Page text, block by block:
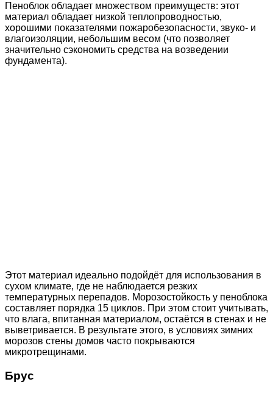
Пеноблок обладает множеством преимуществ: этот
материал обладает низкой теплопроводностью,
хорошими показателями пожаробезопасности, звуко- и
влагоизоляции, небольшим весом (что позволяет
значительно сэкономить средства на возведении
фундамента).
Этот материал идеально подойдёт для использования в
сухом климате, где не наблюдается резких
температурных перепадов. Морозостойкость у пеноблока
составляет порядка 15 циклов. При этом стоит учитывать,
что влага, впитанная материалом, остаётся в стенах и не
выветривается. В результате этого, в условиях зимних
морозов стены домов часто покрываются
микротрещинами.
Брус